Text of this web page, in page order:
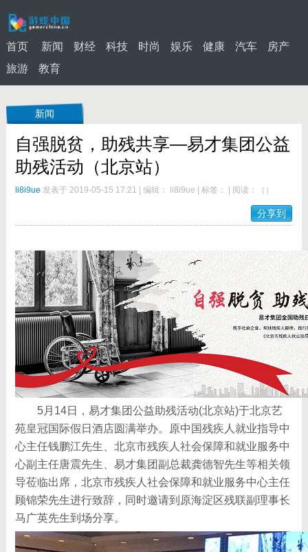
首页 新闻 财经 科技 时尚 娱乐 健康 汽车
房产
旅游
教育
新闻
自强脱贫，助残共享—易才集团公益
助残活动（北京站）
li8i9ue 发表于 2019-05-15 17:21 编辑： li8i9ue 标签： 阅读： （ ）
分享到
5月14日，易才集团公益助残活动(北京站)于北京艺
苑皇冠国际假日酒店圆满举办。原中国残疾人就业指导中
心主任钱鹏江先生、北京市残疾人社会保障和就业服务中
心副主任唐震先生、易才集团副总裁龚德智先生等相关领
导莅临出席，北京市残疾人社会保障和就业服务中心主任
顾锦荣先生进行致辞，同时邀请到原海淀区残联副理事长
马广英先生到场分享。